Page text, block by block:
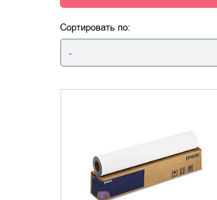
Сортировать по:
-